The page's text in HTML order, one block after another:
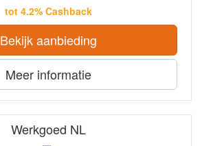
tot 4.2% Cashback
Bekijk aanbieding
Meer informatie
Werkgoed NL